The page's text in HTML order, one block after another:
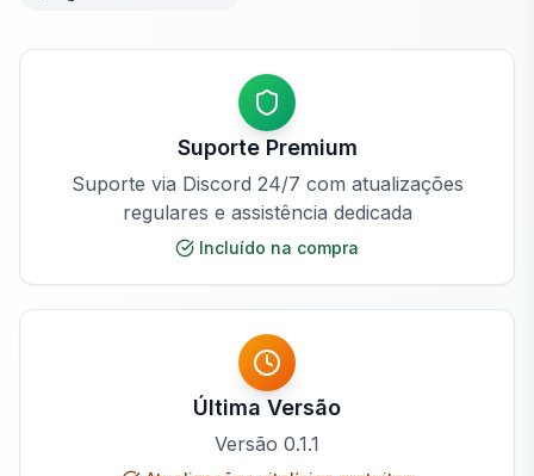
Suporte Premium
Suporte via Discord 24/7 com atualizações
regulares e assistência dedicada
Incluído na compra
Última Versão
Versão 0.1.1